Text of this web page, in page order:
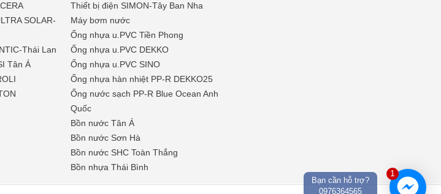
SOLAR-
Thái Lan
Tân Á
Thiết bị điện SIMON-Tây Ban Nha
Máy bơm nước
Ống nhựa u.PVC Tiền Phong
Ống nhựa u.PVC DEKKO
Ống nhựa u.PVC SINO
Ống nhựa hàn nhiệt PP-R DEKKO25
Ống nước sạch PP-R Blue Ocean Anh
Quốc
Bồn nước Tân Á
Bồn nước Sơn Hà
Bồn nước SHC Toàn Thắng
Bồn nhựa Thái Bình
1
Bạn cần hỗ trợ?
0976364565